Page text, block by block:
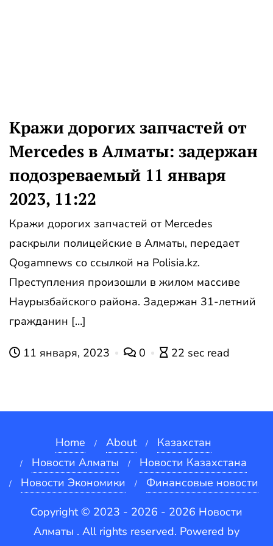
Кражи дорогих запчастей от
Mercedes в Алматы: задержан
подозреваемый 11 января
2023, 11:22
Кражи дорогих запчастей от Mercedes
раскрыли полицейские в Алматы, передает
Qogamnews со ссылкой на Polisia.kz.
Преступления произошли в жилом массиве
Наурызбайского района. Задержан 31-летний
гражданин […]
11 января, 2023 0 22 sec read
Home About
Казахстан
Новости Алматы
Новости Казахстана
Новости Экономики
Финансовые новости
Copyright © 2023 - 2026 - 2026 Новости
Алматы . All rights reserved. Powered by